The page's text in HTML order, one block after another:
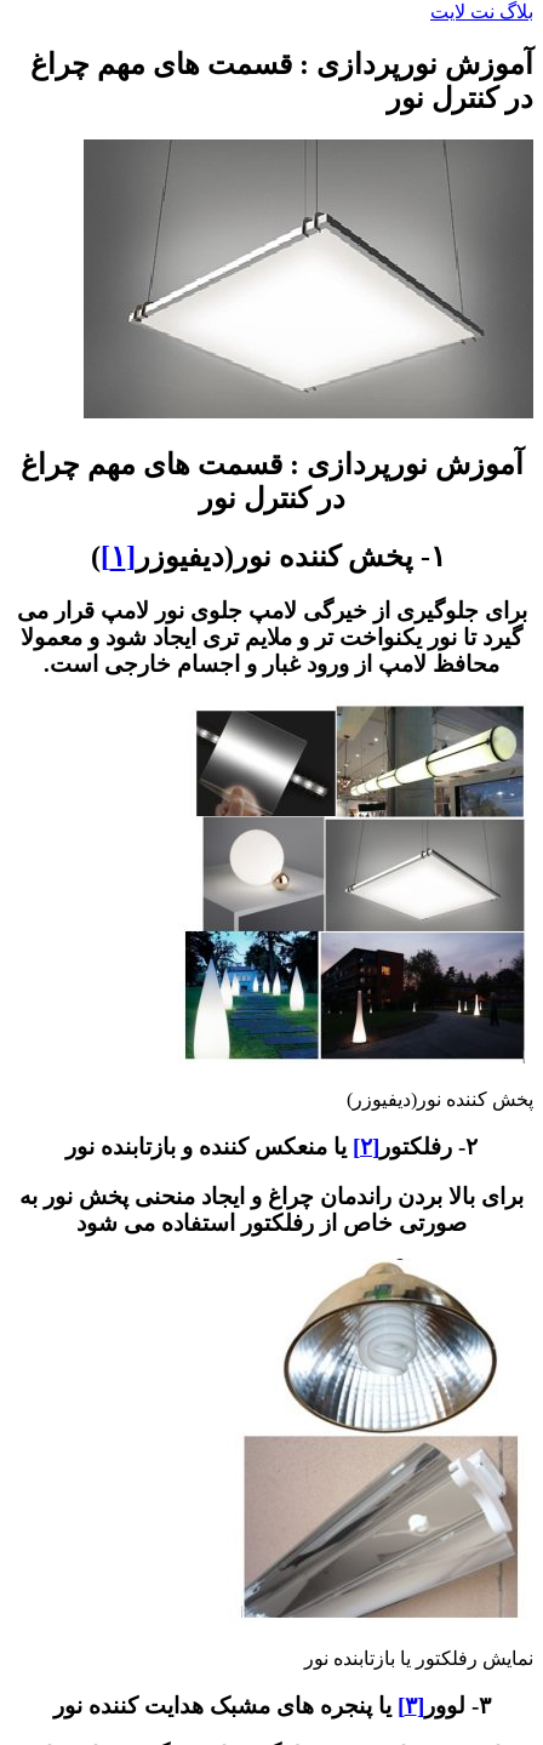
لایت
نورپردازی : قسمت های مهم چراغ
نور
نورپردازی : قسمت های مهم چراغ
در کنترل نور
[۱] )
جلوگیری از خیرگی لامپ جلوی نور لامپ قرار می
تا نور یکنواخت تر و ملایم تری ایجاد شود و معمولا
لامپ از ورود غبار و اجسام خارجی است.
نور(دیفیوزر)
[۲]
یا منعکس کننده و بازتابنده نور
بالا بردن راندمان چراغ و ایجاد منحنی پخش نور به
صورتی خاص از رفلکتور استفاده می شود
یا بازتابنده نور
[۳]
یا پنجره های مشبک هدایت کننده نور